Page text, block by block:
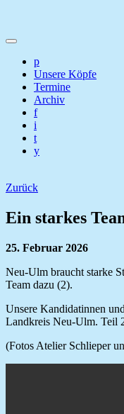
p
Unsere Köpfe
Termine
Archiv
f
i
t
y
Zurück
Ein starkes
25. Februar 2026
Neu-Ulm braucht starke
Team dazu (2).
Unsere Kandidatinnen
Landkreis Neu-Ulm. Teil
(Fotos Atelier Schlieper